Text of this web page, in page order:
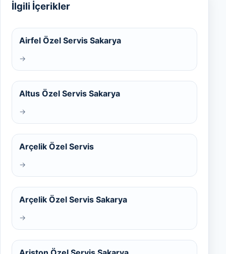
İlgili İçerikler
Airfel Özel Servis Sakarya
→
Altus Özel Servis Sakarya
→
Arçelik Özel Servis
→
Arçelik Özel Servis Sakarya
→